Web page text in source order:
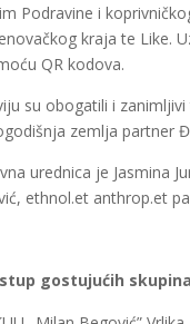
Podravine i
kraja te Like.
QR kodova.
su obogatili i
zemlja partner
urednica je Jasmina
ethnol.et anthrop.et
gostujućih skupina